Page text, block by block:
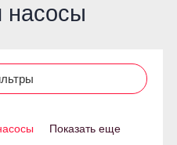
насосы
Показать еще